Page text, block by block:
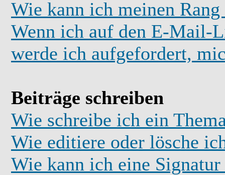
Wie kann ich meinen Rang
Wenn ich auf den E-Mail-
werde ich aufgefordert,
Beiträge schreiben
Wie schreibe ich ein
Wie editiere oder lösche
Wie kann ich eine Signatur